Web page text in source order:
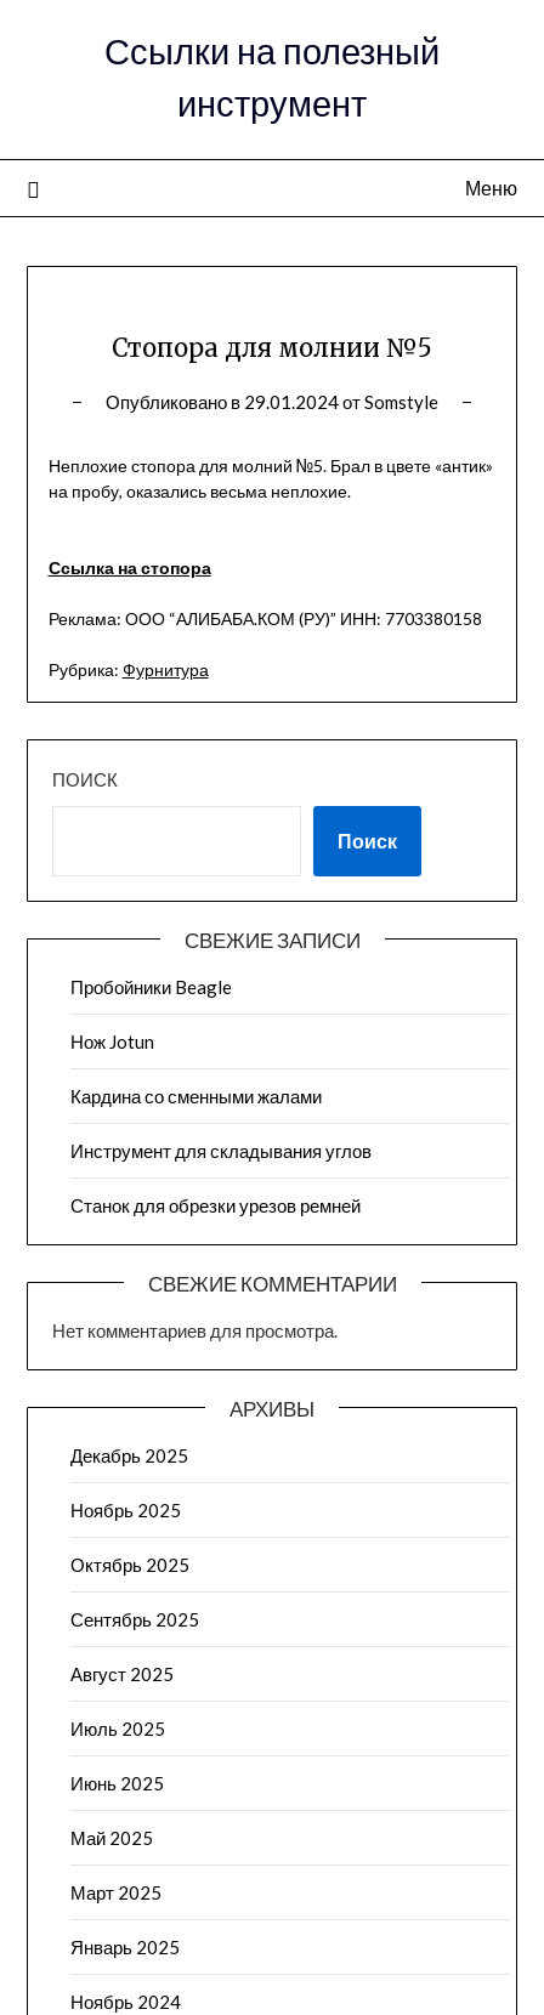
Ссылки на полезный
инструмент
Меню
Стопора для молнии №5
Опубликовано в 29.01.2024отSomstyle
Неплохие стопора для молний №5. Брал в цвете «антик»
на пробу, оказались весьма неплохие.
Ссылка на стопора
Реклама: ООО “АЛИБАБА.КОМ (РУ)” ИНН: 7703380158
Рубрика: Фурнитура
ПОИСК
Поиск
СВЕЖИЕ ЗАПИСИ
Пробойники Beagle
Нож Jotun
Кардина со сменными жалами
Инструмент для складывания углов
Станок для обрезки урезов ремней
СВЕЖИЕ КОММЕНТАРИИ
Нет комментариев для просмотра.
АРХИВЫ
Декабрь 2025
Ноябрь 2025
Октябрь 2025
Сентябрь 2025
Август 2025
Июль 2025
Июнь 2025
Май 2025
Март 2025
Январь 2025
Ноябрь 2024